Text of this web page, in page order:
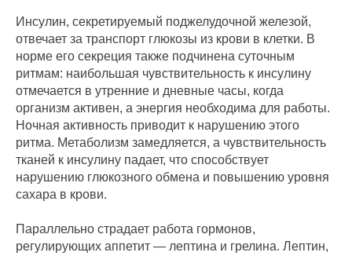
Инсулин, секретируемый поджелудочной железой,
отвечает за транспорт глюкозы из крови в клетки. В
норме его секреция также подчинена суточным
ритмам: наибольшая чувствительность к инсулину
отмечается в утренние и дневные часы, когда
организм активен, а энергия необходима для работы.
Ночная активность приводит к нарушению этого
ритма. Метаболизм замедляется, а чувствительность
тканей к инсулину падает, что способствует
нарушению глюкозного обмена и повышению уровня
сахара в крови.
Параллельно страдает работа гормонов,
регулирующих аппетит — лептина и грелина. Лептин,